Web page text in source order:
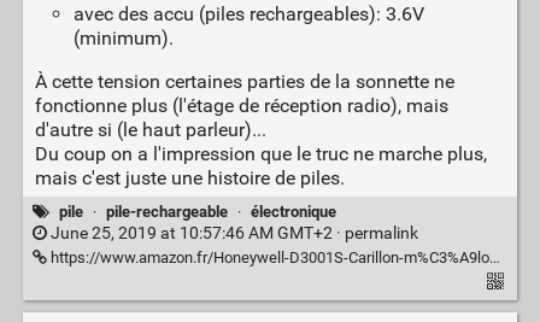
avec des accu (piles rechargeables): 3.6V
(minimum).
À cette tension certaines parties de la sonnette ne
fonctionne plus (l'étage de réception radio), mais
d'autre si (le haut parleur)...
Du coup on a l'impression que le truc ne marche plus,
mais c'est juste une histoire de piles.
pile · pile-rechargeable · électronique
June 25, 2019 at 10:57:46 AM GMT+2 · permalink
https://www.amazon.fr/Honeywell-D3001S-Carillon-m%C3%A9lodies-Blanc/dp/B004G6C3JK/ref=pd_cp_79_1/261-6257192-8796330?_encoding=UTF8&pd_rd_i=B004G6C3JK&pd_rd_r=3aee1187-9727-11e9-9bc8-e12605d961e0&pd_rd_w=0P1Tn&pd_rd_wg=cu8FX&pf_rd_p=47e75f55-dc5d-4620-9738-c74dfd4c55ed&pf_rd_r=R1TNHZZ3G93GMDGWH2Z6&psc=1&refRID=R1TNHZZ3G93GMDGWH2Z6